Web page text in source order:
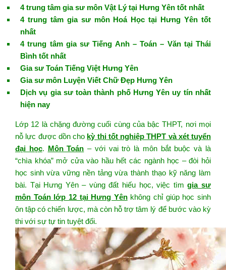
4 trung tâm gia sư môn Vật Lý tại Hưng Yên tốt nhất
4 trung tâm gia sư môn Hoá Học tại Hưng Yên tốt
nhất
4 trung tâm gia sư Tiếng Anh – Toán – Văn tại Thái
Bình tốt nhất
Gia sư Toán Tiếng Việt Hưng Yên
Gia sư môn Luyện Viết Chữ Đẹp Hưng Yên
Dịch vụ gia sư toàn thành phố Hưng Yên uy tín nhất
hiện nay
Lớp 12 là chặng đường cuối cùng của bậc THPT, nơi mọi
nỗ lực được dồn cho kỳ thi tốt nghiệp THPT và xét tuyển
đại học. Môn Toán – với vai trò là môn bắt buộc và là
“chìa khóa” mở cửa vào hầu hết các ngành học – đòi hỏi
học sinh vừa vững nền tảng vừa thành thạo kỹ năng làm
bài. Tại Hưng Yên – vùng đất hiếu học, việc tìmgia sư
môn Toán lớp 12 tại Hưng Yênkhông chỉ giúp học sinh
ôn tập có chiến lược, mà còn hỗ trợ tâm lý để bước vào kỳ
thi với sự tự tin tuyệt đối.